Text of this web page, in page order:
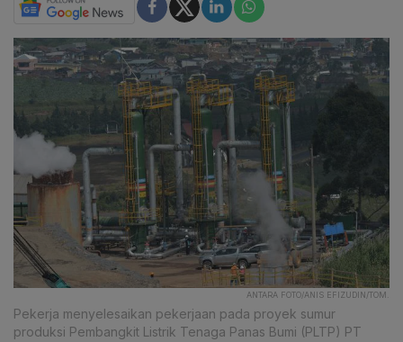
ANTARA FOTO/ANIS EFIZUDIN/TOM.
Pekerja menyelesaikan pekerjaan pada proyek sumur
produksi Pembangkit Listrik Tenaga Panas Bumi (PLTP) PT